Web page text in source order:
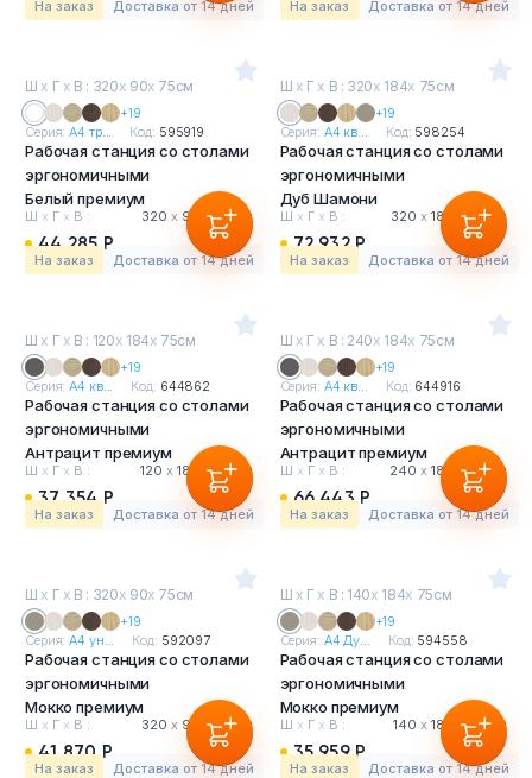
На заказ Доставка от 14 дней На заказ Доставка от 14 дней
Ш х Г х В : 320х 90х 75см
+19
Серия:А4 тр... Код: 595919
Рабочая станция со столами
эргономичными
Белый премиум
Ш х Г х В : 320 х90 х75 см
44 285 Р
На заказ Доставка от 14 дней
Ш х Г х В : 320х 184х 75см
+19
Серия: А4 кв... Код: 598254
Рабочая станция со столами
эргономичными
Дуб Шамони
Ш х Г х В : 320 х 184 х75 см
72 932 Р
На заказ Доставка от 14 дней
Ш х Г х В : 120х 184х 75см
+19
Серия:А4 кв... Код: 644862
Рабочая станция со столами
эргономичными
Антрацит премиум
Ш х Г х В : 120 х184 х75 см
37 354 Р
На заказ Доставка от 14 дней
Ш х Г х В : 240х 184х 75см
+19
Серия: А4 кв... Код: 644916
Рабочая станция со столами
эргономичными
Антрацит премиум
Ш х Г х В : 240 х 184 х75 см
66 443 Р
На заказ Доставка от 14 дней
Ш х Г х В : 320х 90х 75см
+19
Серия:А4 ун... Код: 592097
Рабочая станция со столами
эргономичными
Мокко премиум
Ш х Г х В : 320 х90 х75 см
41 870 Р
На заказ Доставка от 14 дней
Ш х Г х В : 140х 184х 75см
+19
Серия: А4 Ду... Код: 594558
Рабочая станция со столами
эргономичными
Мокко премиум
Ш х Г х В : 140 х 184 х75 см
35 959 Р
На заказ Доставка от 14 дней